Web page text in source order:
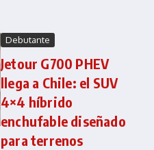
Debutante
Jetour G700 PHEV
llega a Chile: el SUV
4×4 híbrido
enchufable diseñado
para terrenos